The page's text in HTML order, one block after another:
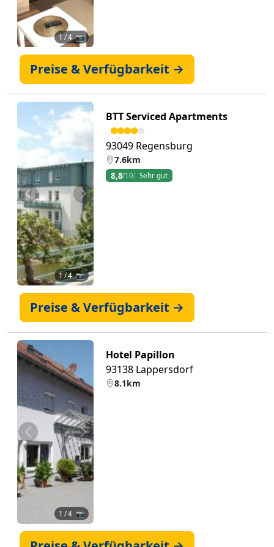
1 / 4 📷
Preise & Verfügbarkeit →
Zurück Weiter
1/ 4 📷
BTT Serviced Apartments
93049 Regensburg
7.6km
8,8/10 Sehr gut
Preise & Verfügbarkeit →
Zurück Weiter
1 / 4 📷
Hotel Papillon
93138 Lappersdorf
8.1km